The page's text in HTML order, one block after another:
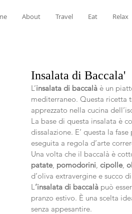
About Travel Eat Relax
Insalata di Baccala'
L’insalata di baccalà è un
mediterraneo. Questa ricetta
apprezzato nella cucina
La base di questa insalata è
dissalazione. E’ questa la
eseguita a regola d’arte
Una volta che il baccalà è
patate, pomodorini, cipolle,
d’oliva extravergine e succo
L‘insalata di baccalà può
pranzo estivo. È una scelta
senza appesantire.